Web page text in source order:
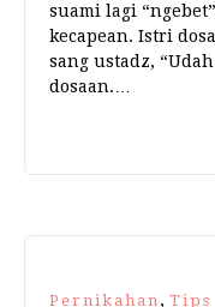
suami lagi
kecapean. Istri
sang ustadz,
dosaan.…
Pernikahan , Tips